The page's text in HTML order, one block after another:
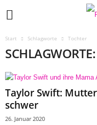
Start Schlagworte Tochter
Taylor Swift:
schwer
26. Januar 2020